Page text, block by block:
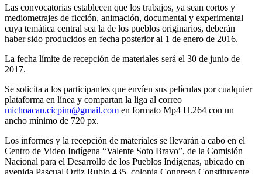
Las convocatorias establecen que los trabajos, ya sean cortos y
mediometrajes de ficción, animación, documental y experimental
cuya temática central sea la de los pueblos originarios, deberán
haber sido producidos en fecha posterior al 1 de enero de 2016.
La fecha límite de recepción de materiales será el 30 de junio de
2017.
Se solicita a los participantes que envíen sus películas por cualquier
plataforma en línea y compartan la liga al correo
michoacan.cicpim@gmail.com en formato Mp4 H.264 con un
ancho mínimo de 720 px.
Los informes y la recepción de materiales se llevarán a cabo en el
Centro de Video Indígena “Valente Soto Bravo”, de la Comisión
Nacional para el Desarrollo de los Pueblos Indígenas, ubicado en
avenida Pascual Ortiz Rubio 435, colonia Congreso Constituyente